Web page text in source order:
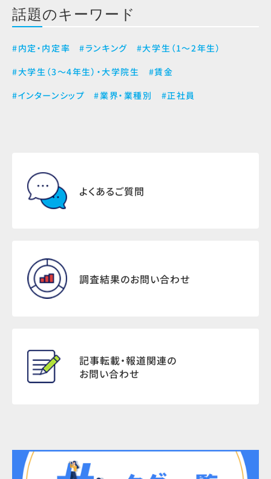
話題のキーワード
#内定・内定率 #ランキング
#大学生（1～2年生）
#大学生（3～4年生）・大学院生
#賃金
#インターンシップ
#業界・業種別 #正社員
よくあるご質問
調査結果のお問い合わせ
記事転載・報道関連の
お問い合わせ